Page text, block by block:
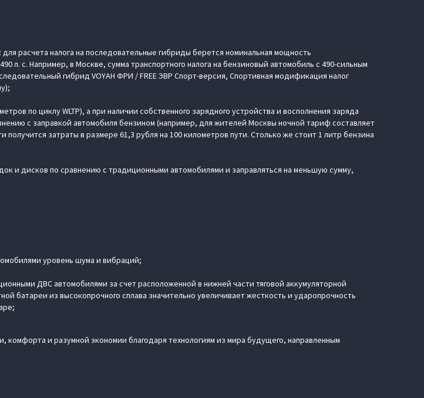
расчета налога на последовательные гибриды берется номинальная мощность
л. с. Например, в Москве, сумма транспортного налога на бензиновый автомобиль с 490-сильным
гибрид VOYAH ФРИ / FREE ЭВР Спорт-версия, Спортивная модификация налог
по циклу WLTP), а при наличии собственного зарядного устройства и восполнения заряда
с заправкой автомобиля бензином (например, для жителей Москвы ночной тариф составляет
затраты в размере 61,3 рубля на 100 километров пути. Столько же стоит 1 литр бензина
и дисков по сравнению с традиционными автомобилями и заправляться на меньшую сумму,
уровень шума и вибраций;
ДВС автомобилями за счет расположенной в нижней части тяговой аккумуляторной
батареи из высокопрочного сплава значительно увеличивает жесткость и ударопрочность
и разумной экономии благодаря технологиям из мира будущего, направленным